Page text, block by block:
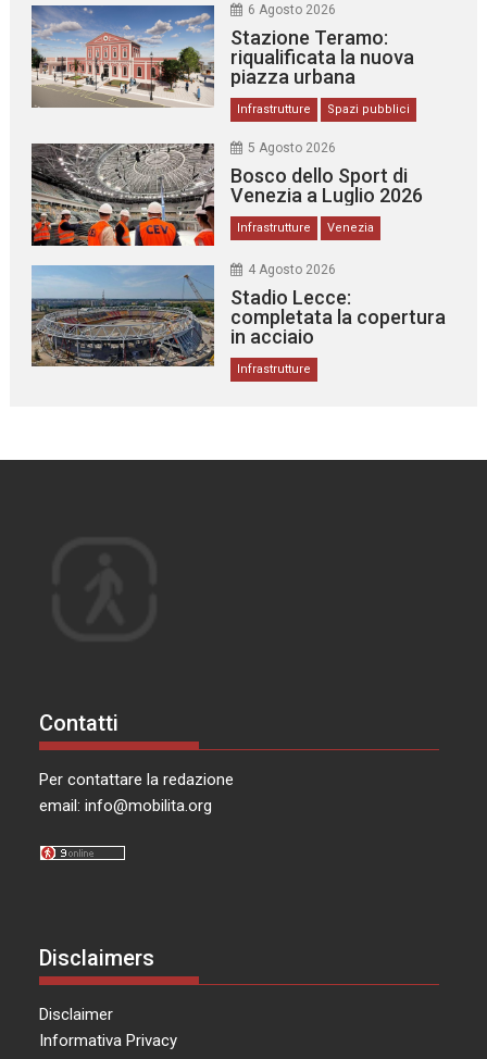
6 Agosto 2026
Stazione Teramo:
riqualificata la nuova
piazza urbana
Infrastrutture Spazi pubblici
5 Agosto 2026
Bosco dello Sport di
Venezia a Luglio 2026
Infrastrutture Venezia
4 Agosto 2026
Stadio Lecce:
completata la copertura
in acciaio
Infrastrutture
Contatti
Per contattare la redazione
email:info@mobilita.org
Disclaimers
Disclaimer
Informativa Privacy